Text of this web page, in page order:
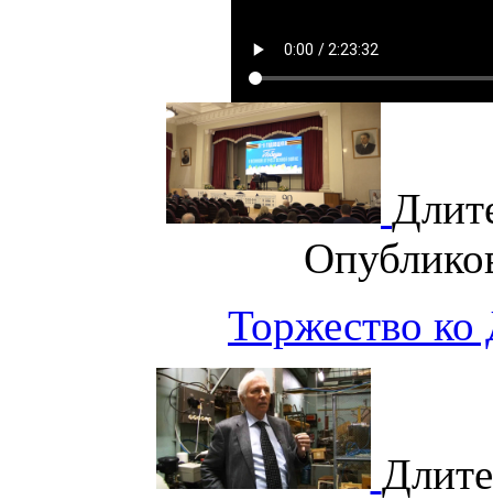
Торжество